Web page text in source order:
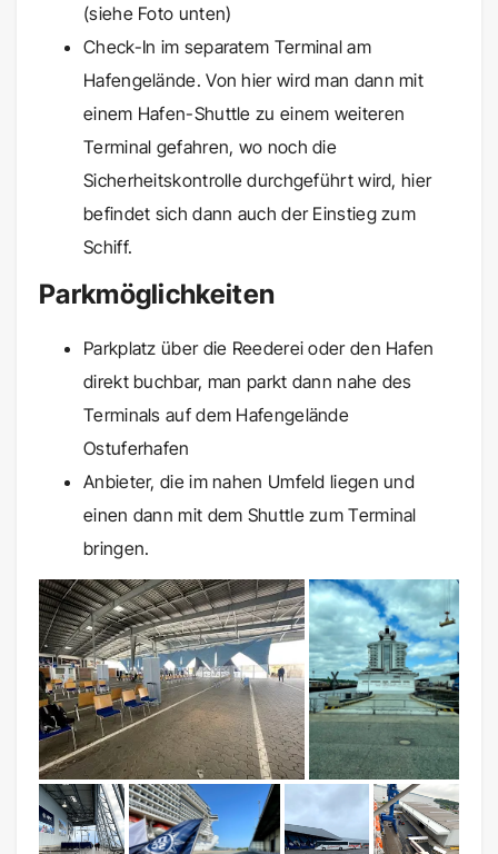
(siehe Foto unten)
Check-In im separatem Terminal am
Hafengelände. Von hier wird man dann mit
einem Hafen-Shuttle zu einem weiteren
Terminal gefahren, wo noch die
Sicherheitskontrolle durchgeführt wird, hier
befindet sich dann auch der Einstieg zum
Schiff.
Parkmöglichkeiten
Parkplatz über die Reederei oder den Hafen
direkt buchbar, man parkt dann nahe des
Terminals auf dem Hafengelände
Ostuferhafen
Anbieter, die im nahen Umfeld liegen und
einen dann mit dem Shuttle zum Terminal
bringen.